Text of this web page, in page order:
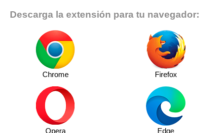
Descarga la extensión para tu navegador:
Chrome Firefox
Opera Edge